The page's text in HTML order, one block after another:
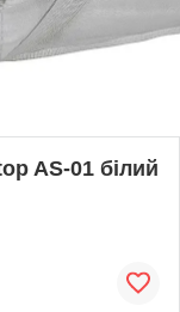
AS-01 білий